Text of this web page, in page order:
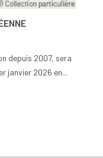
depuis 2007, sera
janvier 2026 en...